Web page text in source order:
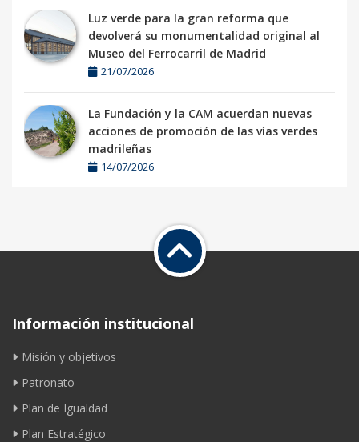
Luz verde para la gran reforma que
devolverá su monumentalidad original al
Museo del Ferrocarril de Madrid
21/07/2026
La Fundación y la CAM acuerdan nuevas
acciones de promoción de las vías verdes
madrileñas
14/07/2026
Información institucional
Misión y objetivos
Patronato
Plan de Igualdad
Plan Estratégico